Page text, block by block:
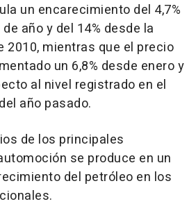
un encarecimiento del 4,7%
año y del 14% desde la
2010, mientras que el precio
un 6,8% desde enero y
al nivel registrado en el
año pasado.
de los principales
se produce en un
del petróleo en los